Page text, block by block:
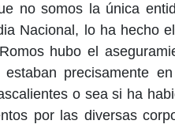
no somos la única
Nacional, lo ha hecho
hubo el
estaban precisamente
o sea si ha
por las diversas